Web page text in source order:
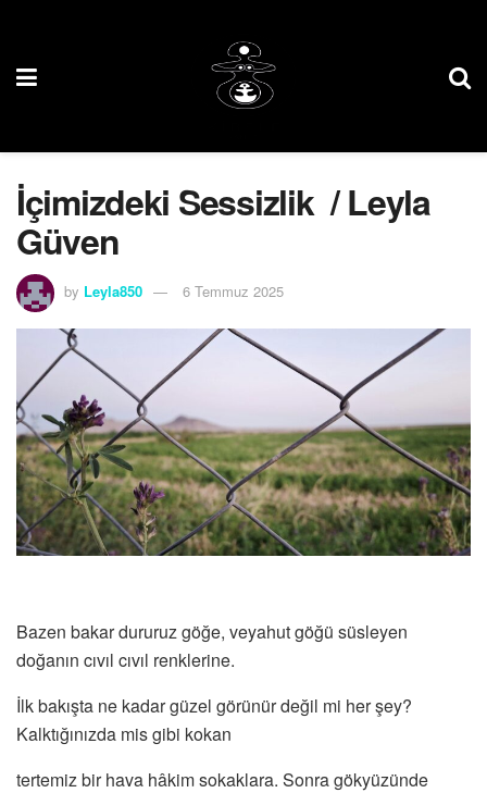
İçimizdeki Sessizlik / Leyla
Güven
by Leyla850 6 Temmuz 2025
Bazen bakar dururuz göğe, veyahut göğü süsleyen
doğanın cıvıl cıvıl renklerine.
İlk bakışta ne kadar güzel görünür değil mi her şey?
Kalktığınızda mis gibi kokan
tertemiz bir hava hâkim sokaklara. Sonra gökyüzünde